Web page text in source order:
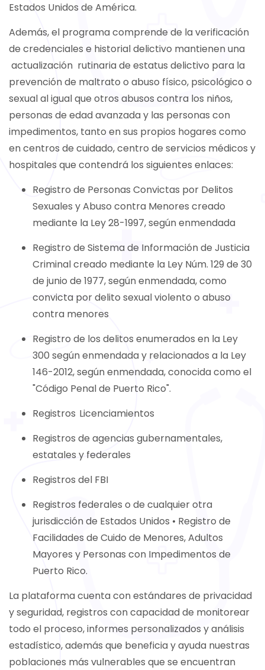
Estados Unidos de América.
Además, el programa comprende de la verificación
de credenciales e historial delictivo mantienen una
actualización rutinaria de estatus delictivo para la
prevención de maltrato o abuso físico, psicológico o
sexual al igual que otros abusos contra los niños,
personas de edad avanzada y las personas con
impedimentos, tanto en sus propios hogares como
en centros de cuidado, centro de servicios médicos y
hospitales que contendrá los siguientes enlaces:
Registro de Personas Convictas por Delitos
Sexuales y Abuso contra Menores creado
mediante la Ley 28-1997, según enmendada
Registro de Sistema de Información de Justicia
Criminal creado mediante la Ley Núm. 129 de 30
de junio de 1977, según enmendada, como
convicta por delito sexual violento o abuso
contra menores
Registro de los delitos enumerados en la Ley
300 según enmendada y relacionados a la Ley
146-2012, según enmendada, conocida como el
"Código Penal de Puerto Rico".
Registros Licenciamientos
Registros de agencias gubernamentales,
estatales y federales
Registros del FBI
Registros federales o de cualquier otra
jurisdicción de Estados Unidos • Registro de
Facilidades de Cuido de Menores, Adultos
Mayores y Personas con Impedimentos de
Puerto Rico.
La plataforma cuenta con estándares de privacidad
y seguridad, registros con capacidad de monitorear
todo el proceso, informes personalizados y análisis
estadístico, además que beneficia y ayuda nuestras
poblaciones más vulnerables que se encuentran